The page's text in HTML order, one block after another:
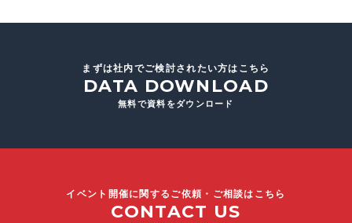
まずは社内でご検討されたい方はこちら
DATA DOWNLOAD
無料で資料をダウンロード
イベント開催に関するご依頼・ご相談はこちら
CONTACT US